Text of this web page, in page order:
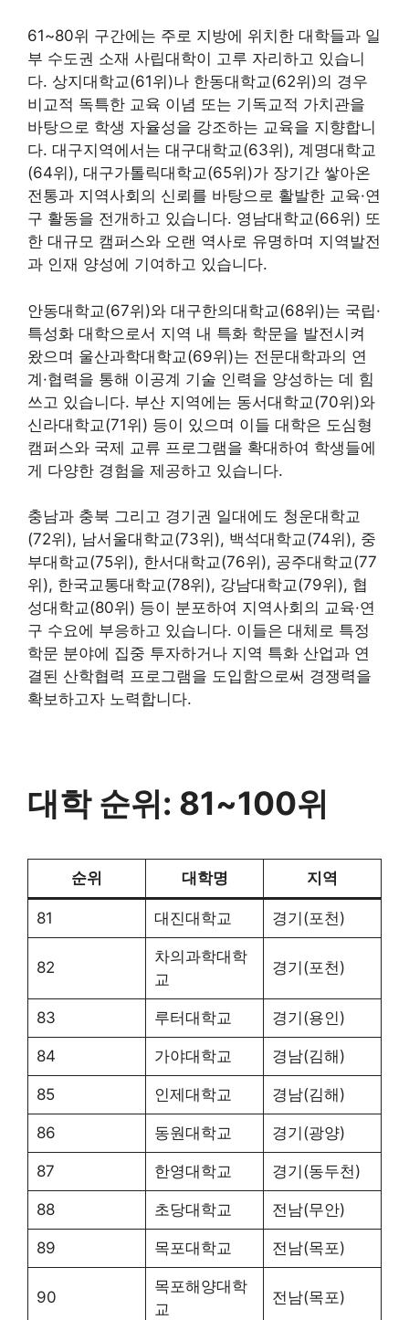
61~80위 구간에는 주로 지방에 위치한 대학들과 일
부 수도권 소재 사립대학이 고루 자리하고 있습니
다. 상지대학교(61위)나 한동대학교(62위)의 경우
비교적 독특한 교육 이념 또는 기독교적 가치관을
바탕으로 학생 자율성을 강조하는 교육을 지향합니
다. 대구지역에서는 대구대학교(63위), 계명대학교
(64위), 대구가톨릭대학교(65위)가 장기간 쌓아온
전통과 지역사회의 신뢰를 바탕으로 활발한 교육·연
구 활동을 전개하고 있습니다. 영남대학교(66위) 또
한 대규모 캠퍼스와 오랜 역사로 유명하며 지역발전
과 인재 양성에 기여하고 있습니다.
안동대학교(67위)와 대구한의대학교(68위)는 국립·
특성화 대학으로서 지역 내 특화 학문을 발전시켜
왔으며 울산과학대학교(69위)는 전문대학과의 연
계·협력을 통해 이공계 기술 인력을 양성하는 데 힘
쓰고 있습니다. 부산 지역에는 동서대학교(70위)와
신라대학교(71위) 등이 있으며 이들 대학은 도심형
캠퍼스와 국제 교류 프로그램을 확대하여 학생들에
게 다양한 경험을 제공하고 있습니다.
충남과 충북 그리고 경기권 일대에도 청운대학교
(72위), 남서울대학교(73위), 백석대학교(74위), 중
부대학교(75위), 한서대학교(76위), 공주대학교(77
위), 한국교통대학교(78위), 강남대학교(79위), 협
성대학교(80위) 등이 분포하여 지역사회의 교육·연
구 수요에 부응하고 있습니다. 이들은 대체로 특정
학문 분야에 집중 투자하거나 지역 특화 산업과 연
결된 산학협력 프로그램을 도입함으로써 경쟁력을
확보하고자 노력합니다.
대학 순위: 81~100위
순위 대학명 지역
81 대진대학교 경기(포천)
82
차의과학대학
교
경기(포천)
83 루터대학교 경기(용인)
84 가야대학교 경남(김해)
85 인제대학교 경남(김해)
86 동원대학교 경기(광양)
87 한영대학교 경기(동두천)
88 초당대학교 전남(무안)
89 목포대학교 전남(목포)
90
목포해양대학
교
전남(목포)